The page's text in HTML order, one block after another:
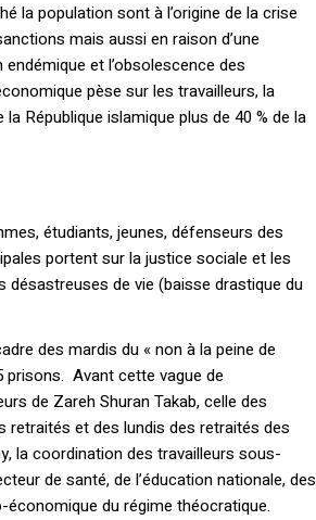
la population sont à l’origine de la crise
mais aussi en raison d’une
et l’obsolescence des
pèse sur les travailleurs, la
République islamique plus de 40 % de la
étudiants, jeunes, défenseurs des
portent sur la justice sociale et les
de vie (baisse drastique du
des mardis du « non à la peine de
prisons. Avant cette vague de
de Zareh Shuran Takab, celle des
retraités et des lundis des retraités des
la coordination des travailleurs sous-
de santé, de l’éducation nationale, des
du régime théocratique.